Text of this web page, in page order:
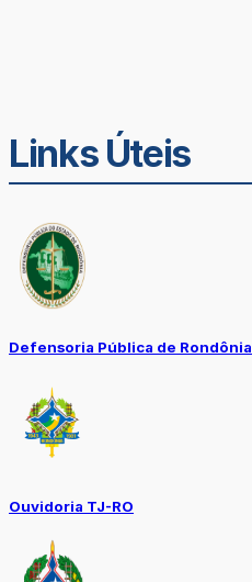
Links Úteis
Defensoria Pública de Rondônia
Ouvidoria TJ-RO